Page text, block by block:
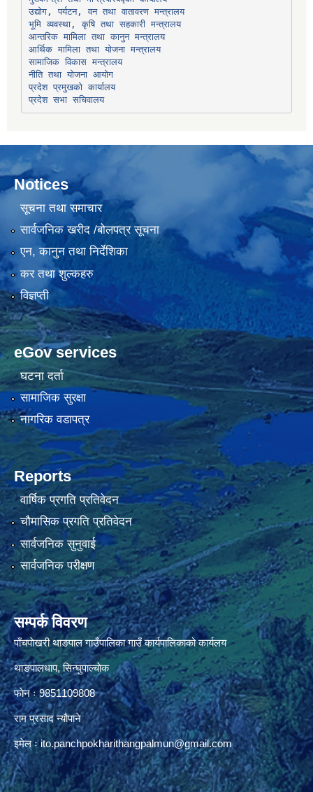
उद्योग, पर्यटन, वन तथा वातावरण मन्त्रालय
भूमि व्यवस्था, कृषि तथा सहकारी मन्त्रालय
आन्तरिक मामिला तथा कानुन मन्त्रालय
आर्थिक मामिला तथा योजना मन्त्रालय
सामाजिक विकास मन्त्रालय
नीति तथा योजना आयोग
प्रदेश प्रमुखको कार्यालय
प्रदेश सभा सचिवालय
Notices
सूचना तथा समाचार
सार्वजनिक खरीद /बोलपत्र सूचना
एन, कानुन तथा निर्देशिका
कर तथा शुल्कहरु
विज्ञप्ती
eGov services
घटना दर्ता
सामाजिक सुरक्षा
नागरिक वडापत्र
Reports
वार्षिक प्रगति प्रतिवेदन
चौमासिक प्रगति प्रतिवेदन
सार्वजनिक सुनुवाई
सार्वजनिक परीक्षण
सम्पर्क विवरण
पाँचपाेखरी थाङपाल गाउँपालिका गाउँ कार्यपालिकाको कार्यलय
थाङपालधाप, सिन्घुपाल्चाेक
फाेन ः 9851109808
राम प्रसाद न्याैपाने
इमेल ःito.panchpokharithangpalmun@gmail.com